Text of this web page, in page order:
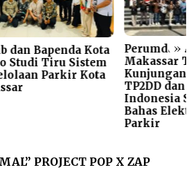
»
Perumda Parkir
Makassar Terima
Kunjungan Studi Tiru
TP2DD dan Bank
Indonesia Solo Raya,
Bahas Elektronifikasi
PROJECT POP X ZAP